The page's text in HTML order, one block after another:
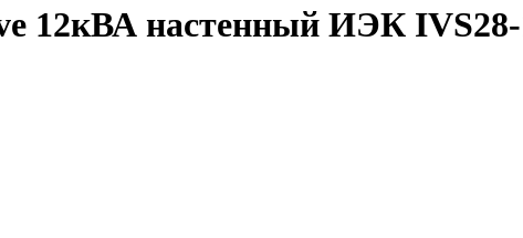
12кВА настенный ИЭК IVS28-